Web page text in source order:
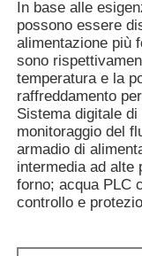
Circa noi
Giro della
Controllo di
In base alle
possono essere
alimentazione più
sono
temperatura e la
raffreddamento
Sistema digitale
monitoraggio del
armadio di
intermedia ad alte
forno; acqua PLC
controllo e